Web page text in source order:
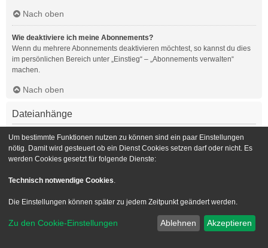
Nach oben
Wie deaktiviere ich meine Abonnements?
Wenn du mehrere Abonnements deaktivieren möchtest, so kannst du dies
im persönlichen Bereich unter „Einstieg“ – „Abonnements verwalten“
machen.
Nach oben
Dateianhänge
Welche Dateianhänge sind in diesem Forum zulässig?
Die Board-Administration kann bestimmte Dateitypen zulassen oder
verbieten. Falls du dir nicht sicher bist, welche Dateitypen du anhängen
Administration.
Nach oben
Kann ich eine Übersicht all meiner Dateianhänge erhalten?
Um eine Liste all deiner Dateianhänge zu erhalten, gehe in den
Um bestimmte Funktionen nutzen zu können sind ein paar Einstellungen
nötig. Damit wird gesteuert ob ein Dienst Cookies setzen darf oder nicht. Es
werden Cookies gesetzt für folgende Dienste:
Technisch notwendige Cookies.
Die Einstellungen können später zu jedem Zeitpunkt geändert werden.
Zu den Cookie-Einstellungen Ablehnen Akzeptieren